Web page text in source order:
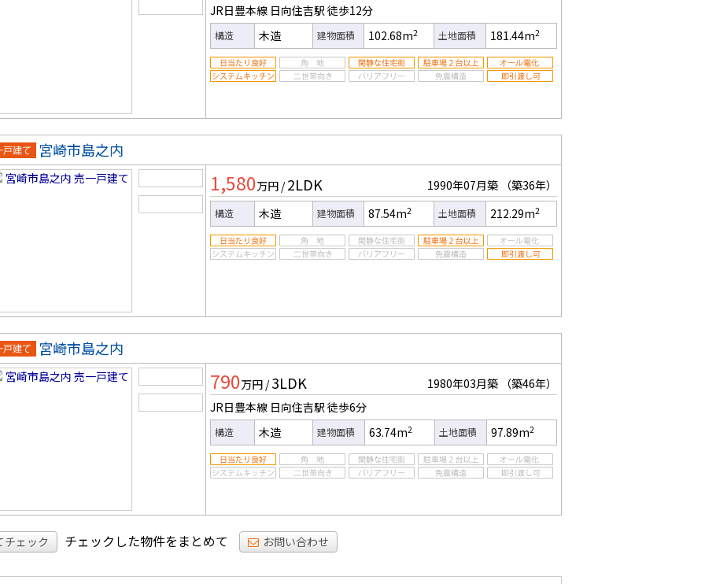
JR日豊本線 日向住吉駅 徒歩12分
構造 木造 建物面積 102.68m2 土地面積 181.44m2
戸建
宮崎市島之内
1,580万円 / 2LDK 1990年07月築 （築36年）
構造 木造 建物面積 87.54m2 土地面積 212.29m2
戸建
宮崎市島之内
790万円 / 3LDK 1980年03月築
（築46年）
JR日豊本線 日向住吉駅 徒歩6分
構造 木造 建物面積 63.74m2 土地面積 97.89m2
チェック チェックした物件をまとめて お問い合わせ